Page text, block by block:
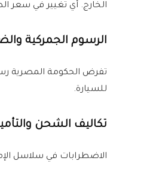
الخارج. أي تغيير في سعر
الرسوم الجمركية
تفرض الحكومة المصرية
للسيارة.
تكاليف الشحن
الاضطرابات في سلاسل